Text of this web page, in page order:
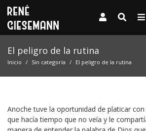
El peligro de la rutina
Inicio Sin categoría El peligro de la rutina
Anoche tuve la oportunidad de platicar
que hacía tiempo que no veía y le